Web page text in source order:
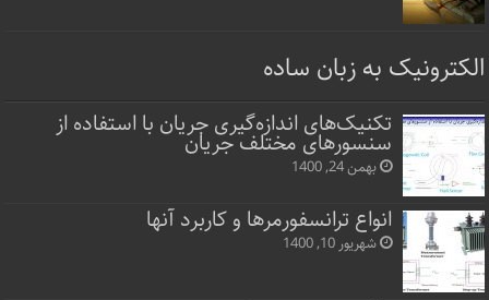
الکترونیک به زبان ساده
تکنیک‌های اندازه‌گیری جریان با استفاده از
سنسورهای مختلف جریان
بهمن 24, 1400
انواع ترانسفورمرها و کاربرد آنها
شهریور 10, 1400